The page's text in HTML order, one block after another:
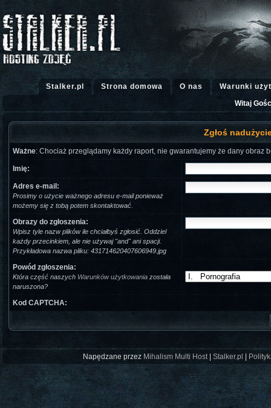
Stalker.pl Strona domowa O nas
Warunki
Witaj
Zgłoś
Ważne: Chociaż przeglądamy każdy raport, nie gwarantujemy że dany obraz
Imię:
Adres e-mail:
Prosimy o użycie ważnego adresu e-mail ponieważ
możemy się z tobą potem skontaktować.
Obrazy do zgłoszenia:
Wpisz tyle nazw plików ile chciałbyś zgłosić. Oddziel
każdy przecinkiem, ale nie używaj "and" ani spacji.
Przykładowa nazwa pliku: 431714620407606949.jpg
Powód zgłoszenia:
Która część naszych Warunków użytkowania została
naruszona?
Kod CAPTCHA:
Napędzane przez Mihalism Multi Host| Stalker.pl